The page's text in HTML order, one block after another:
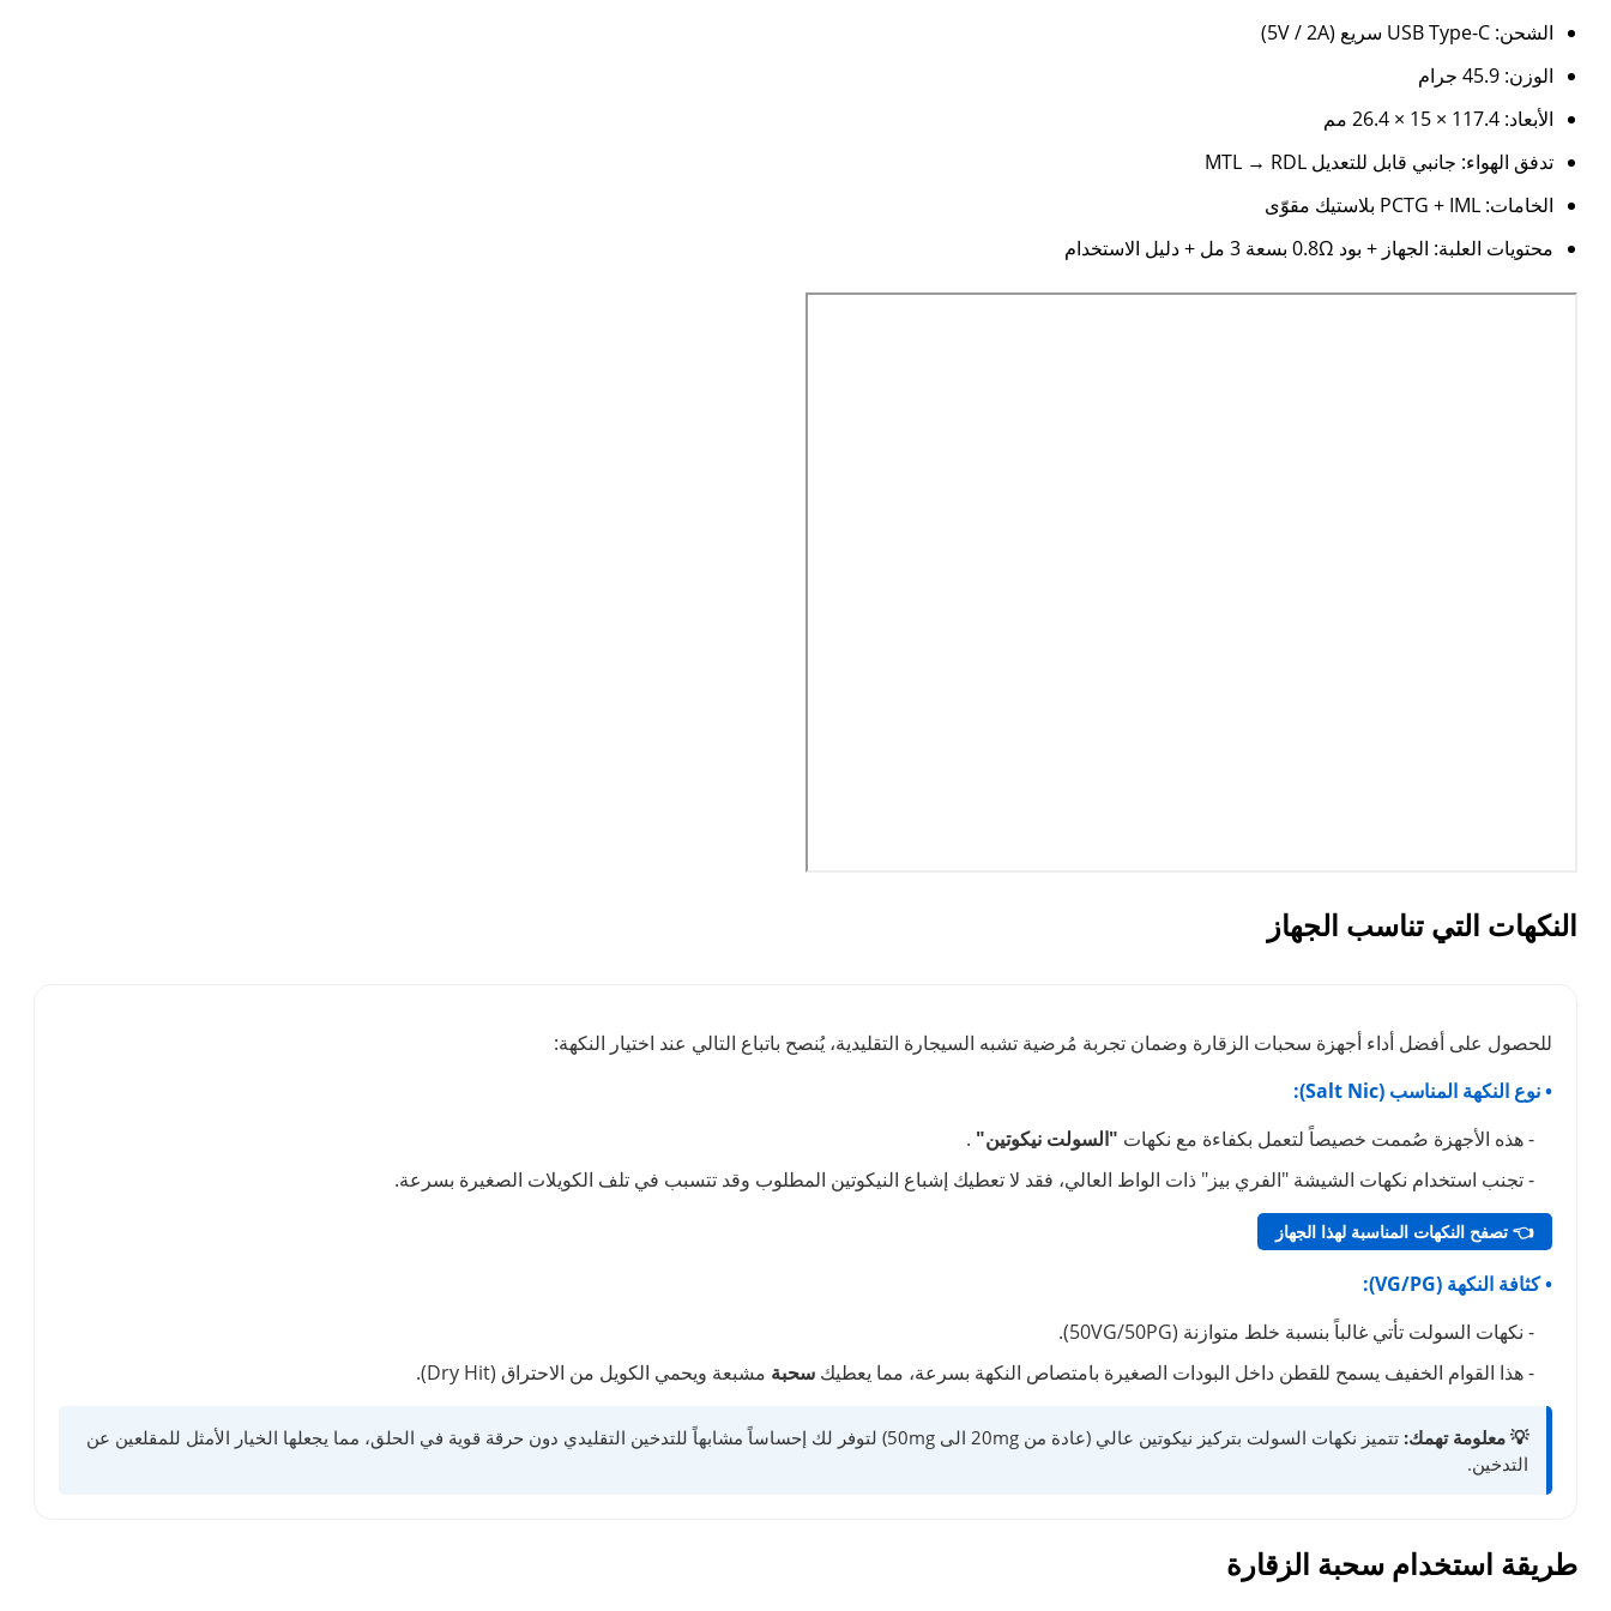
الشحن: USB Type-C سريع (5V / 2A)
الوزن: 45.9 جرام
الأبعاد: 117.4 × 15 × 26.4 مم
تدفق الهواء: جانبي قابل للتعديل MTL → RDL
الخامات: PCTG + IML بلاستيك مقوّى
محتويات العلبة: الجهاز + بود 0.8Ω بسعة 3 مل + دليل الاستخدام
النكهات التي تناسب الجهاز
للحصول على أفضل أداء أجهزة سحبات الزقارة وضمان تجربة مُرضية تشبه السيجارة التقليدية، يُنصح باتباع التالي عند اختيار النكهة:
• نوع النكهة المناسب (Salt Nic):
- هذه الأجهزة صُممت خصيصاً لتعمل بكفاءة مع نكهات "السولت نيكوتين" .
- تجنب استخدام نكهات الشيشة "الفري بيز" ذات الواط العالي، فقد لا تعطيك إشباع النيكوتين المطلوب وقد تتسبب في تلف الكويلات الصغيرة بسرعة.
👈 تصفح النكهات المناسبة لهذا الجهاز
• كثافة النكهة (VG/PG):
- نكهات السولت تأتي غالباً بنسبة خلط متوازنة (50VG/50PG).
- هذا القوام الخفيف يسمح للقطن داخل البودات الصغيرة بامتصاص النكهة بسرعة، مما يعطيك سحبة مشبعة ويحمي الكويل من الاحتراق (Dry Hit).
💡 معلومة تهمك:
تتميز نكهات السولت بتركيز نيكوتين عالي (عادة من 20mg الى 50mg) لتوفر لك إحساساً مشابهاً للتدخين التقليدي دون حرقة قوية في الحلق، مما يجعلها الخيار الأمثل للمقلعين عن
التدخين.
طريقة استخدام سحبة الزقارة